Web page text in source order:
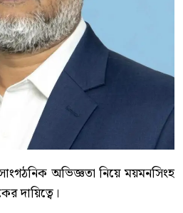
অভিজ্ঞতা নিয়ে ময়মনসিংহ
দায়িত্বে।